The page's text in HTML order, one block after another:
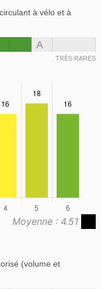
à vélo et à
A
TRÈS RARES
Moyenne : 4.51
(volume et